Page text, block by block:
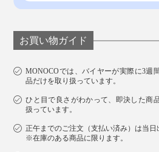
お買い物ガイド
MONOCOでは、バイヤーが実際に3週
品だけを取り扱っています。
ひと目で良さがわかって、即決した商
扱っています。
正午までのご注文（支払い済み）は当日
※在庫のある商品に限ります。